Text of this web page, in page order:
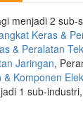
menjadi 2 sub-
Keras &
& Peralatan
Jaringan,
Komponen
1 sub-